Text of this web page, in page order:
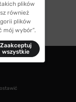
plików
również
plików
mój wybór”.
Zaakceptuj
wszystkie